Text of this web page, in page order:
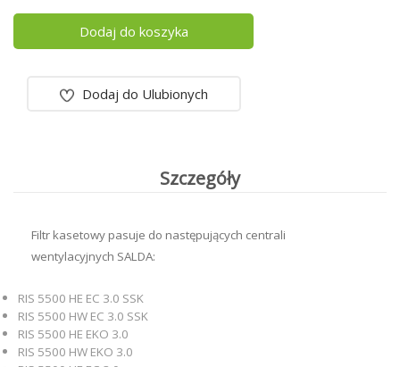
Dodaj do koszyka
Dodaj do Ulubionych
Szczegóły
Filtr kasetowy pasuje do następujących centrali
wentylacyjnych SALDA:
RIS 5500 HE EC 3.0 SSK
RIS 5500 HW EC 3.0 SSK
RIS 5500 HE EKO 3.0
RIS 5500 HW EKO 3.0